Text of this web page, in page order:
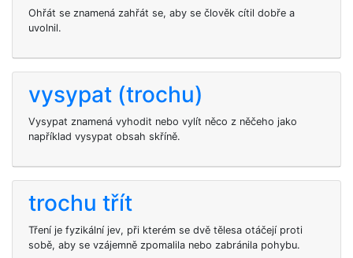
Ohřát se znamená zahřát se, aby se člověk cítil dobře a
uvolnil.
vysypat (trochu)
Vysypat znamená vyhodit nebo vylít něco z něčeho jako
například vysypat obsah skříně.
trochu třít
Tření je fyzikální jev, při kterém se dvě tělesa otáčejí proti
sobě, aby se vzájemně zpomalila nebo zabránila pohybu.